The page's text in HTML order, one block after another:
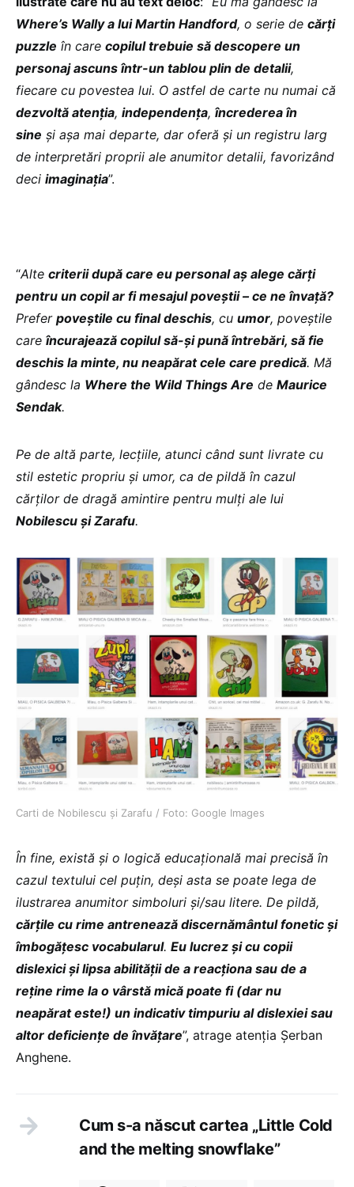
Where’s Wally a lui Martin Handford, o serie de cărți
puzzle în care copilul trebuie să descopere un
personaj ascuns într-un tablou plin de detalii,
fiecare cu povestea lui. O astfel de carte nu numai că
dezvoltă atenția, independența, încrederea în
sine și așa mai departe, dar oferă și un registru larg
de interpretări proprii ale anumitor detalii, favorizând
deci imaginația”.
“Alte criterii după care eu personal aș alege cărți
pentru un copil ar fi mesajul poveștii – ce ne învață?
Prefer poveștile cu final deschis, cu umor, poveștile
care încurajează copilul să-și pună întrebări, să fie
deschis la minte, nu neapărat cele care predică. Mă
gândesc la Where the Wild Things Are de Maurice
Sendak.
Pe de altă parte, lecțiile, atunci când sunt livrate cu
stil estetic propriu și umor, ca de pildă în cazul
cărților de dragă amintire pentru mulți ale lui
Nobilescu și Zarafu.
Carti de Nobilescu și Zarafu / Foto: Google Images
În fine, există și o logică educațională mai precisă în
cazul textului cel puțin, deși asta se poate lega de
ilustrarea anumitor simboluri și/sau litere. De pildă,
cărțile cu rime antrenează discernământul fonetic și
îmbogățesc vocabularul. Eu lucrez și cu copii
dislexici și lipsa abilității de a reacționa sau de a
reține rime la o vârstă mică poate fi (dar nu
neapărat este!) un indicativ timpuriu al dislexiei sau
altor deficiențe de învățare”, atrage atenția Șerban
Anghene.
Cum s-a născut cartea „Little Cold
and the melting snowflake”